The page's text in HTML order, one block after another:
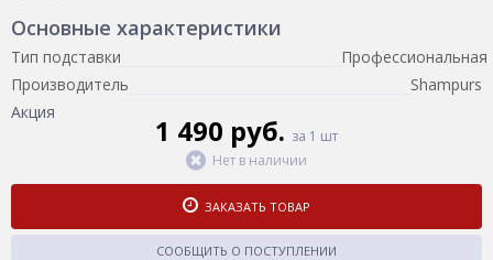
Основные характеристики
Тип подставки
Профессиональная
Производитель
Shampurs
Акция
1 490 руб. за 1 шт
Нет в наличии
ЗАКАЗАТЬ ТОВАР
СООБЩИТЬ О ПОСТУПЛЕНИИ